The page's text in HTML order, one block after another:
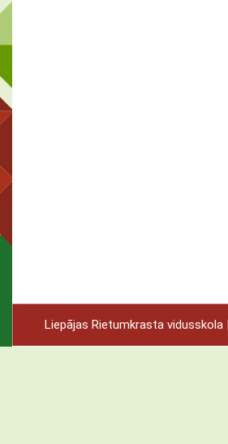
Liepājas Rietumkrasta vidusskola